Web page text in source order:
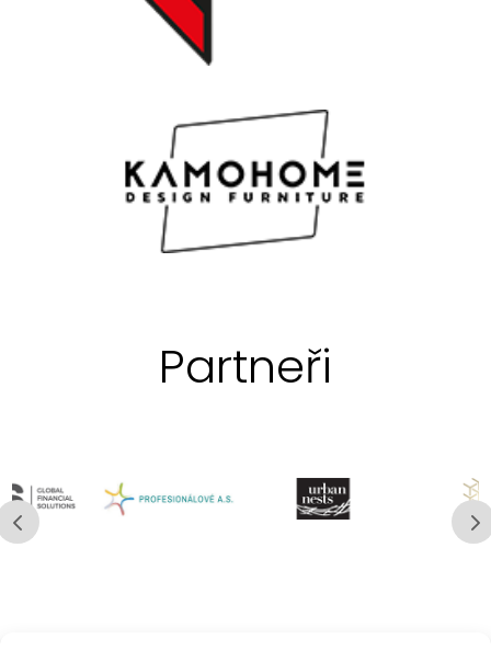
Partneři